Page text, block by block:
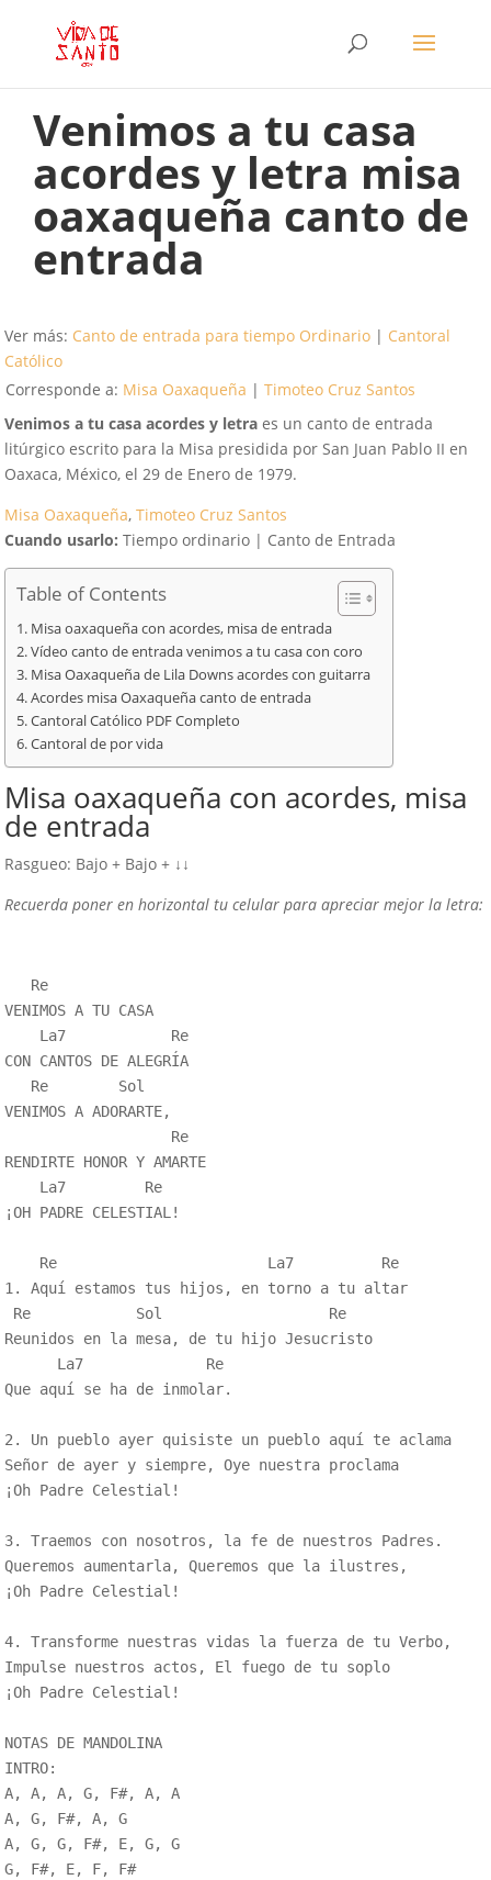
Venimos a tu casa
acordes y letra misa
oaxaqueña canto de
entrada
Ver más: Canto de entrada para tiempo Ordinario | Cantoral
Católico
Corresponde a: Misa Oaxaqueña | Timoteo Cruz Santos
Venimos a tu casa acordes y letra es un canto de entrada
litúrgico escrito para la Misa presidida por San Juan Pablo II en
Oaxaca, México, el 29 de Enero de 1979.
Misa Oaxaqueña, Timoteo Cruz Santos
Cuando usarlo: Tiempo ordinario | Canto de Entrada
Table of Contents
Misa oaxaqueña con acordes, misa de entrada
Vídeo canto de entrada venimos a tu casa con coro
Misa Oaxaqueña de Lila Downs acordes con guitarra
Acordes misa Oaxaqueña canto de entrada
Cantoral Católico PDF Completo
Cantoral de por vida
Misa oaxaqueña con acordes, misa
de entrada
Rasgueo: Bajo + Bajo + ↓↓
Recuerda poner en horizontal tu celular para apreciar mejor la letra:
   Re
VENIMOS A TU CASA
    La7            Re
CON CANTOS DE ALEGRÍA
   Re        Sol
VENIMOS A ADORARTE,
                   Re
RENDIRTE HONOR Y AMARTE
    La7         Re
¡OH PADRE CELESTIAL!
    Re                        La7          Re
1. Aquí estamos tus hijos, en torno a tu altar
Re            Sol                   Re
Reunidos en la mesa, de tu hijo Jesucristo
      La7              Re
Que aquí se ha de inmolar.
2. Un pueblo ayer quisiste un pueblo aquí te aclama
Señor de ayer y siempre, Oye nuestra proclama
¡Oh Padre Celestial!
3. Traemos con nosotros, la fe de nuestros Padres.
Queremos aumentarla, Queremos que la ilustres,
¡Oh Padre Celestial!
4. Transforme nuestras vidas la fuerza de tu Verbo,
Impulse nuestros actos, El fuego de tu soplo
¡Oh Padre Celestial!
NOTAS DE MANDOLINA
INTRO:
A, A, A, G, F#, A, A
A, G, F#, A, G
A, G, G, F#, E, G, G
G, F#, E, F, F#